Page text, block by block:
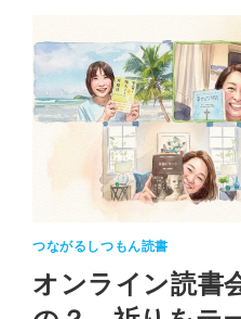
つながるしつもん読書
オンライン読書